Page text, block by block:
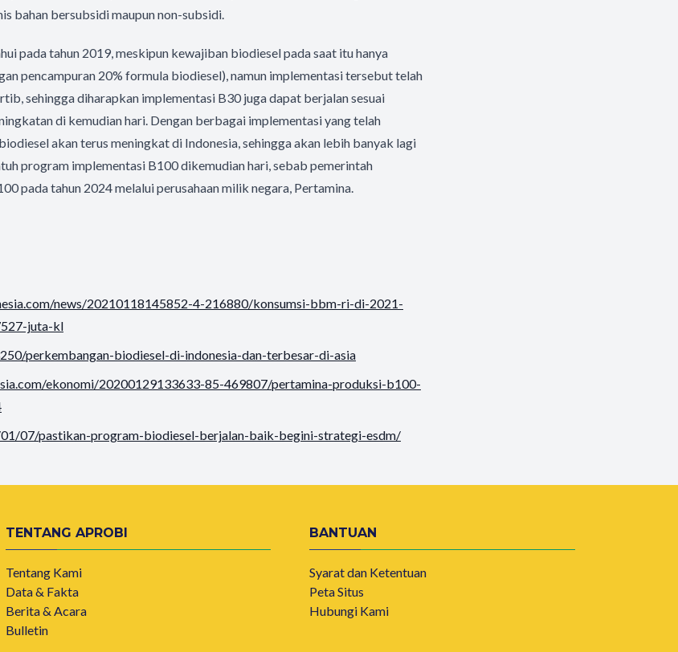
bahan bersubsidi maupun non-subsidi.
pada tahun 2019, meskipun kewajiban biodiesel pada saat itu hanya
pencampuran 20% formula biodiesel), namun implementasi tersebut telah
sehingga diharapkan implementasi B30 juga dapat berjalan sesuai
di kemudian hari. Dengan berbagai implementasi yang telah
akan terus meningkat di Indonesia, sehingga akan lebih banyak lagi
program implementasi B100 dikemudian hari, sebab pemerintah
pada tahun 2024 melalui perusahaan milik negara, Pertamina.
news/20210118145852-4-216880/konsumsi-bbm-ri-di-2021-
juta-kl
perkembangan-biodiesel-di-indonesia-dan-terbesar-di-asia
ekonomi/20200129133633-85-469807/pertamina-produksi-b100-
07/pastikan-program-biodiesel-berjalan-baik-begini-strategi-esdm/
TENTANG APROBI
Tentang Kami
Data & Fakta
Berita & Acara
Bulletin
BANTUAN
Syarat dan Ketentuan
Peta Situs
Hubungi Kami